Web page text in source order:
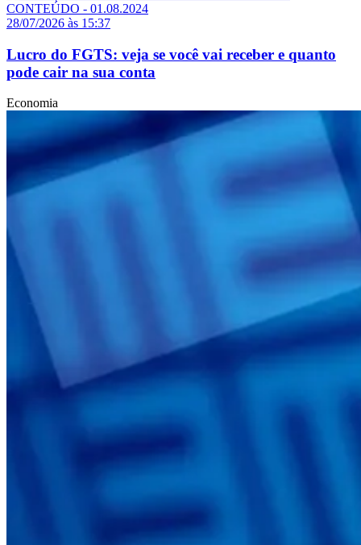
28/07/2026 às 15:37
Lucro do FGTS: veja se você vai receber e quanto
pode cair na sua conta
Economia